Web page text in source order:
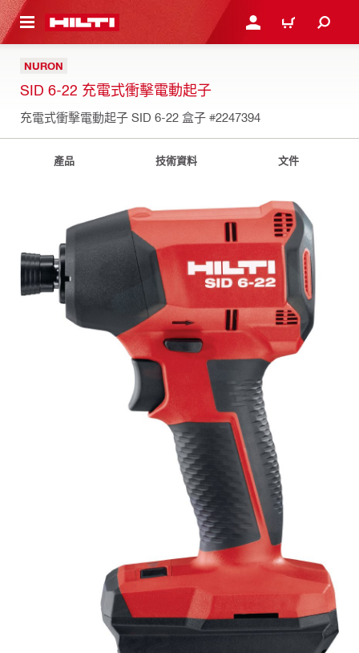
主要內容 登入或註冊購物車
NURON
SID 6-22 充電式衝擊電動起子
充電式衝擊電動起子 SID 6-22 盒子 #2247394
產品 技術資料 文件